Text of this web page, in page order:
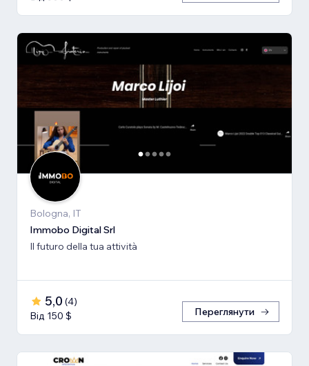
Bologna, IT
Immobo Digital Srl
Il futuro della tua attività
5,0 (4)
Від 150 $
Переглянути